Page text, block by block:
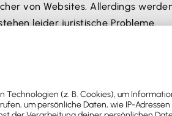
von Websites. Allerdings
leider juristische Probleme.
Tools
besteht übrigens auch bei